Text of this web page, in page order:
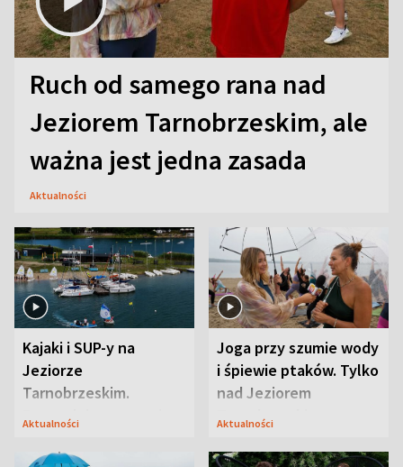
Ruch od samego rana nad
Jeziorem Tarnobrzeskim, ale
ważna jest jedna zasada
Aktualności
Kajaki i SUP-y na
Jeziorze
Tarnobrzeskim.
Przyrodnicy zwracają
Aktualności
Joga przy szumie wody
i śpiewie ptaków. Tylko
nad Jeziorem
Tarnobrzeskim
Aktualności